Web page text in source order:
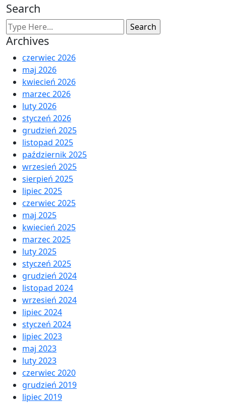
Search
Archives
czerwiec 2026
maj 2026
kwiecień 2026
marzec 2026
luty 2026
styczeń 2026
grudzień 2025
listopad 2025
październik 2025
wrzesień 2025
sierpień 2025
lipiec 2025
czerwiec 2025
maj 2025
kwiecień 2025
marzec 2025
luty 2025
styczeń 2025
grudzień 2024
listopad 2024
wrzesień 2024
lipiec 2024
styczeń 2024
lipiec 2023
maj 2023
luty 2023
czerwiec 2020
grudzień 2019
lipiec 2019